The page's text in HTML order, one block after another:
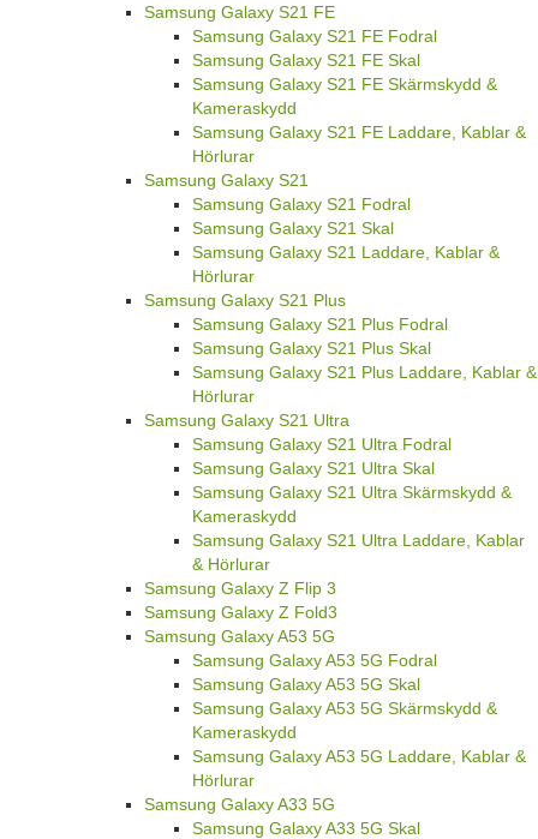
Samsung Galaxy S21 FE
Samsung Galaxy S21 FE Fodral
Samsung Galaxy S21 FE Skal
Samsung Galaxy S21 FE Skärmskydd &
Kameraskydd
Samsung Galaxy S21 FE Laddare, Kablar &
Hörlurar
Samsung Galaxy S21
Samsung Galaxy S21 Fodral
Samsung Galaxy S21 Skal
Samsung Galaxy S21 Laddare, Kablar &
Hörlurar
Samsung Galaxy S21 Plus
Samsung Galaxy S21 Plus Fodral
Samsung Galaxy S21 Plus Skal
Samsung Galaxy S21 Plus Laddare, Kablar &
Hörlurar
Samsung Galaxy S21 Ultra
Samsung Galaxy S21 Ultra Fodral
Samsung Galaxy S21 Ultra Skal
Samsung Galaxy S21 Ultra Skärmskydd &
Kameraskydd
Samsung Galaxy S21 Ultra Laddare, Kablar
& Hörlurar
Samsung Galaxy Z Flip 3
Samsung Galaxy Z Fold3
Samsung Galaxy A53 5G
Samsung Galaxy A53 5G Fodral
Samsung Galaxy A53 5G Skal
Samsung Galaxy A53 5G Skärmskydd &
Kameraskydd
Samsung Galaxy A53 5G Laddare, Kablar &
Hörlurar
Samsung Galaxy A33 5G
Samsung Galaxy A33 5G Skal